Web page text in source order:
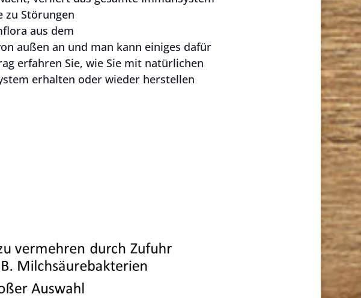
zu Störungen
aus dem
außen an und man kann einiges dafür
erfahren Sie, wie Sie mit natürlichen
erhalten oder wieder herstellen